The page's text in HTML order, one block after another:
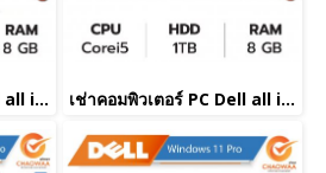
เช่าคอมพิวเตอร์ PC Dell all in one Corei5 เช่าคอมพิวเตอร์ PC Dell all in one Corei5